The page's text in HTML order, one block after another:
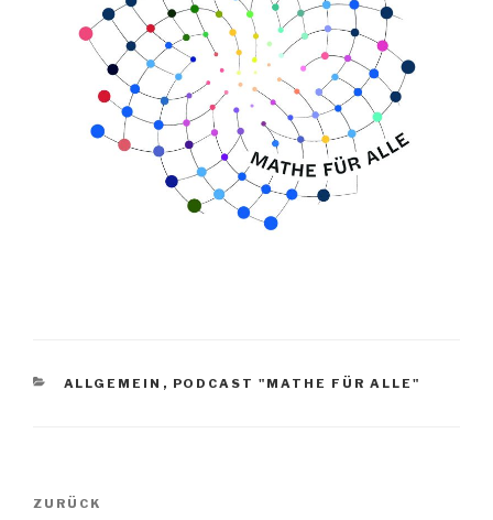
KATEGORIEN
ALLGEMEIN , PODCAST "MATHE FÜR ALLE"
Beitragsnavigation
Vorheriger
ZURÜCK